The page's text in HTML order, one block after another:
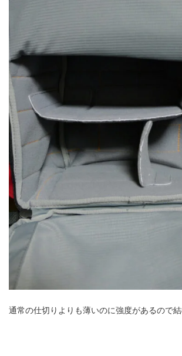
通常の仕切りよりも薄いのに強度があるので結